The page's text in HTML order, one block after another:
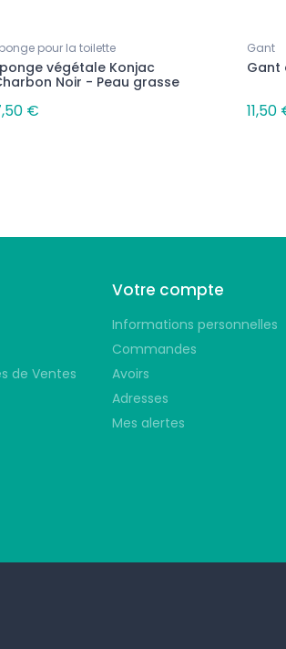
pour la toilette
végétale Konjac
Noir - Peau grasse
€
Gant
Gant
11,50
de Ventes
Votre compte
Informations personnelles
Commandes
Avoirs
Adresses
Mes alertes